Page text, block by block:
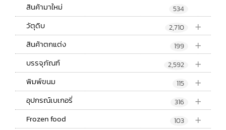
สินค้ามาใหม่ 534
+
วัตุดิบ 2,710
+
สินค้าตกแต่ง 199
+
บรรจุภัณฑ์ 2,592
+
พิมพ์ขนม 115
+
อุปกรณ์เบเกอรี่ 316
+
Frozen food 103